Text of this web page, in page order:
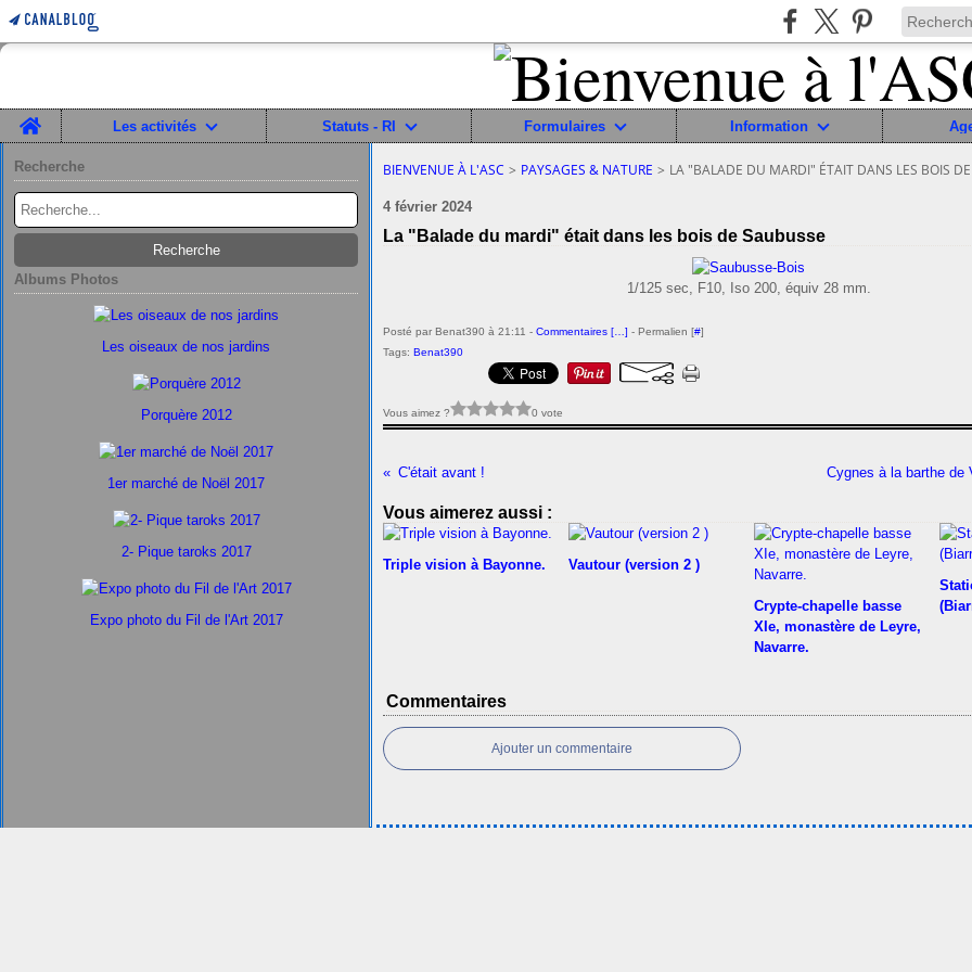
Home
Les activités Statuts - RI Formulaires Information
Recherche
Albums Photos
Les oiseaux de nos jardins
Porquère 2012
1er marché de Noël 2017
2- Pique taroks 2017
Expo photo du Fil de l'Art 2017
BIENVENUE À L'ASC > PAYSAGES & NATURE > LA "BALADE DU MARDI" ÉTAIT DANS LES BOIS
4 février 2024
La "Balade du mardi" était dans les bois de Saubusse
1/125 sec, F10, Iso 200, équiv 28 mm.
Posté par Benat390 à 21:11 - Commentaires [ ] - Permalien [#]
Tags: Benat390
Vous aimez ? 0 vote
C'était avant ! Cygnes à la barthe de
Vous aimerez aussi :
Triple vision à Bayonne. Vautour (version 2 )
Crypte-chapelle basse
XIe, monastère de Leyre,
Navarre.
Commentaires
Ajouter un commentaire